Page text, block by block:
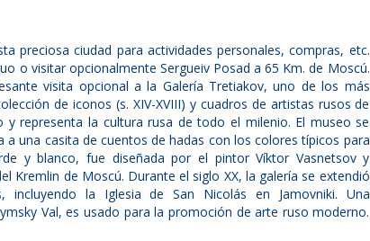
preciosa ciudad para actividades personales, compras, etc.
o visitar opcionalmente Sergueiv Posad a 65 Km. de Moscú.
visita opcional a la Galería Tretiakov, uno de los más
de iconos (s. XIV-XVIII) y cuadros de artistas rusos de
y representa la cultura rusa de todo el milenio. El museo se
a una casita de cuentos de hadas con los colores típicos para
y blanco, fue diseñada por el pintor Víktor Vasnetsov y
Kremlin de Moscú. Durante el siglo XX, la galería se extendió
incluyendo la Iglesia de San Nicolás en Jamovniki. Una
Val, es usado para la promoción de arte ruso moderno.